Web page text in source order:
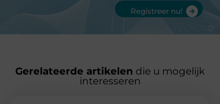
Registreer nu!
Gerelateerde artikelen die u mogelijk
interesseren